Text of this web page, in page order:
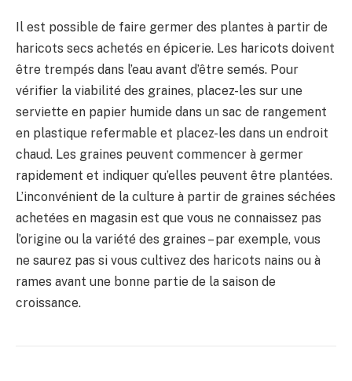
Il est possible de faire germer des plantes à partir de
haricots secs achetés en épicerie. Les haricots doivent
être trempés dans l’eau avant d’être semés. Pour
vérifier la viabilité des graines, placez-les sur une
serviette en papier humide dans un sac de rangement
en plastique refermable et placez-les dans un endroit
chaud. Les graines peuvent commencer à germer
rapidement et indiquer qu’elles peuvent être plantées.
L’inconvénient de la culture à partir de graines séchées
achetées en magasin est que vous ne connaissez pas
l’origine ou la variété des graines – par exemple, vous
ne saurez pas si vous cultivez des haricots nains ou à
rames avant une bonne partie de la saison de
croissance.